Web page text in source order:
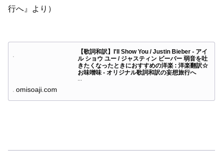
行へ』より）
【歌詞和訳】I'll Show You / Justin Bieber - アイ
ル ショウ ユー / ジャスティン ビーバー 弱音を吐
きたくなったときにおすすめの洋楽 : 洋楽翻訳☆
お味噌味 - オリジナル歌詞和訳の妄想旅行へ
omisoaji.com